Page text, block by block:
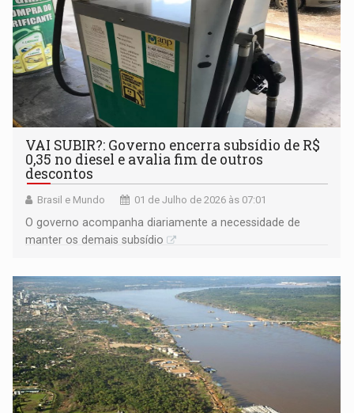
VAI SUBIR?: Governo encerra subsídio de R$
0,35 no diesel e avalia fim de outros
descontos
Brasil e Mundo 01 de Julho de 2026 às 07:01
O governo acompanha diariamente a necessidade de
manter os demais subsídio